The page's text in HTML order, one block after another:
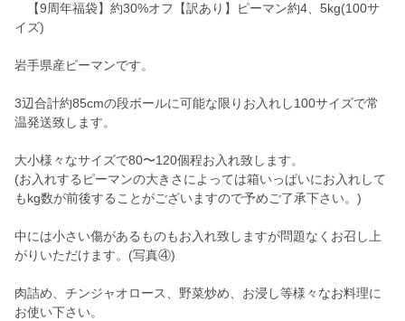
【9周年福袋】約30%オフ【訳あり】ピーマン約4、5kg(100サ
イズ)
岩手県産ピーマンです。
3辺合計約85cmの段ボールに可能な限りお入れし100サイズで常
温発送致します。
大小様々なサイズで80〜120個程お入れ致します。
(お入れするピーマンの大きさによっては箱いっぱいにお入れして
もkg数が前後することがございますので予めご了承下さい。)
中には小さい傷があるものもお入れ致しますが問題なくお召し上
がりいただけます。(写真④)
肉詰め、チンジャオロース、野菜炒め、お浸し等様々なお料理に
お使い下さい。